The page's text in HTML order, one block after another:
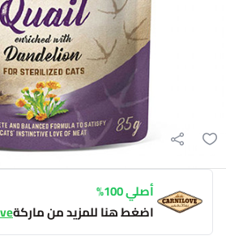
أصلي 100%
اضغط هنا للمزيد من ماركة